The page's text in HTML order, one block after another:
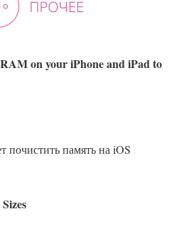
on your iPhone and iPad to
почистить память на iOS